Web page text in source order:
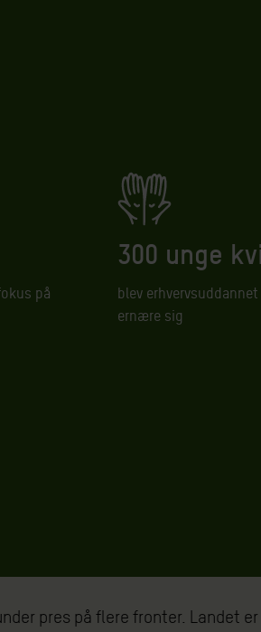
på
300 unge
blev
ernære sig
pres på flere fronter.